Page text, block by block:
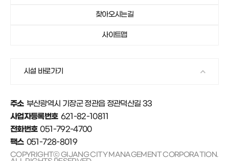
찾아오시는길
사이트맵
시설 바로가기
주소 부산광역시 기장군 정관읍 정관덕산길 33
사업자등록번호 621-82-10811
전화번호 051-792-4700
팩스 051-728-8019
COPYRIGHTⓒ GIJANG CITY MANAGEMENT CORPORATION.